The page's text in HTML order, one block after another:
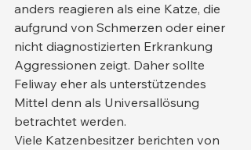
anders reagieren als eine Katze, die
aufgrund von Schmerzen oder einer
nicht diagnostizierten Erkrankung
Aggressionen zeigt. Daher sollte
Feliway eher als unterstützendes
Mittel denn als Universallösung
betrachtet werden.
Viele Katzenbesitzer berichten von